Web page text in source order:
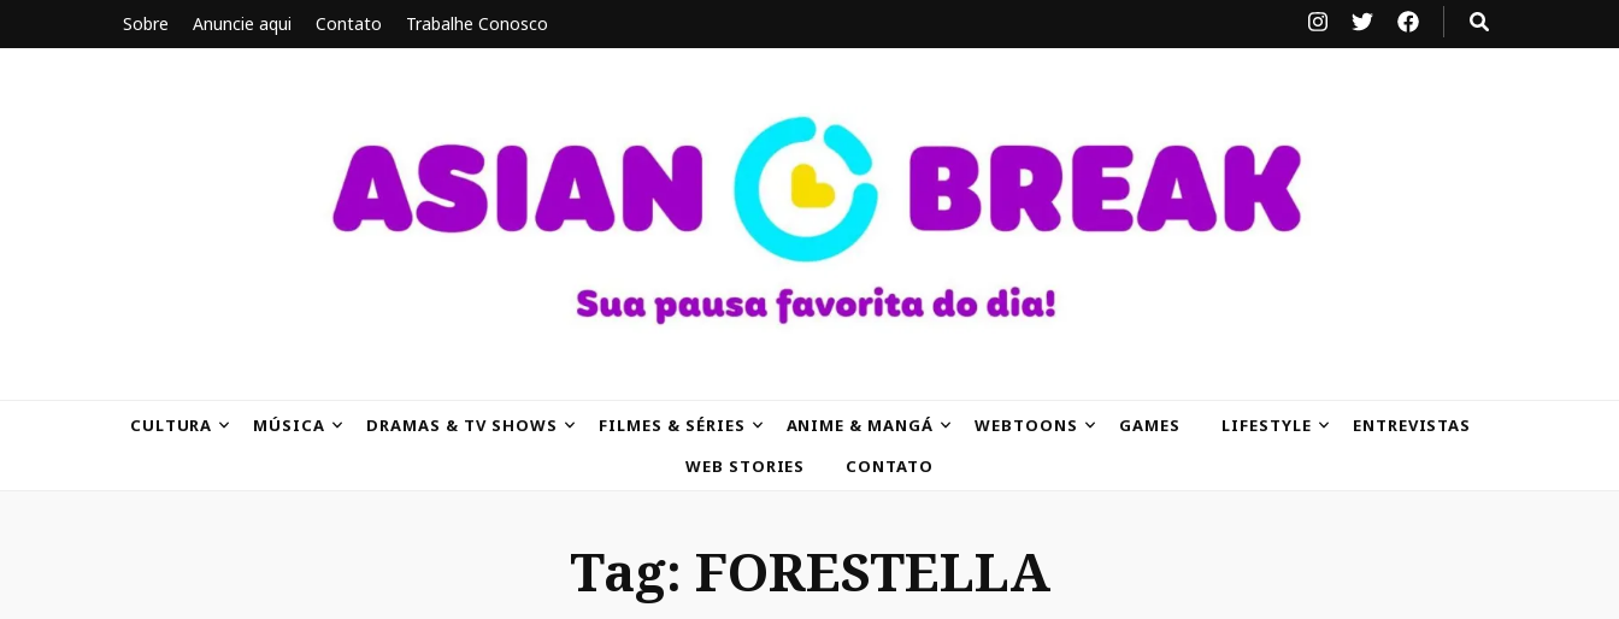
Sobre Anuncie aqui Contato Trabalhe Conosco
CULTURA MÚSICA DRAMAS & TV SHOWS FILMES & SÉRIES ANIME & MANGÁ WEBTOONS GAMES LIFESTYLE
ENTREVISTAS
WEB STORIES
CONTATO
Tag: FORESTELLA